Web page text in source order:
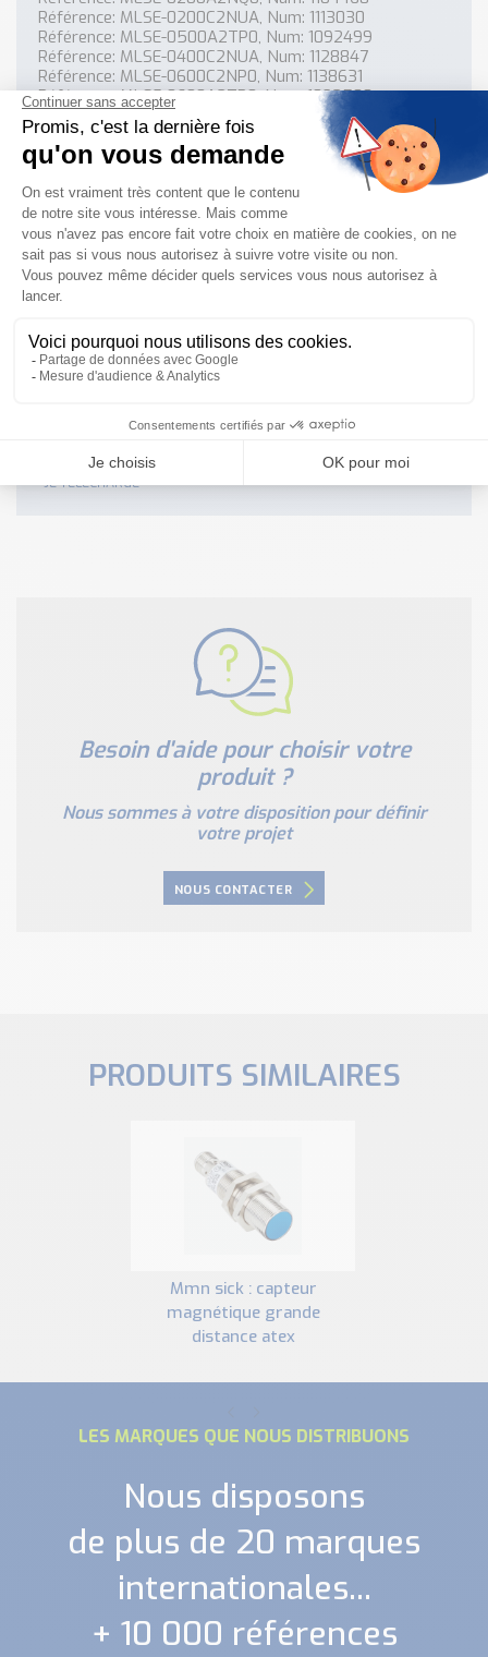
Référence: MLSE-0200C2NUA, Num: 1113030
Référence: MLSE-0500A2TP0, Num: 1092499
Référence: MLSE-0400C2NUA, Num: 1128847
Référence: MLSE-0600C2NP0, Num: 1138631
Référence: MLSE-0600A2TP0, Num: 1092500
Référence: MLSE-0300A2TP0, Num: 1092497
Référence: MLSE-0500A2NP0, Num: 1090690
Référence: MLSE-0200A2TP0, Num: 1092496
Référence: MLSE-0300A2NP0, Num: 1090688
Référence: MLSE-0200A2NP0, Num: 1090687
Référence: MLSE-0600A2NP0, Num: 1090691
Référence: MLSE-0400A2TP0, Num: 1092498
Référence: MLSE-0400A2NP0, Num: 1090689
Besoin d'informations complémentaires ?
JE TÉLÉCHARGE
NOUS CONTACTER
Besoin d'aide pour choisir votre
produit ?
Nous sommes à votre disposition pour définir
votre projet
NOUS CONTACTER
PRODUITS SIMILAIRES
mmn sick : capteur
magnétique grande
distance atex
LES MARQUES QUE NOUS DISTRIBUONS
Nous disposons
de plus de 20 marques
internationales...
+ 10 000 références